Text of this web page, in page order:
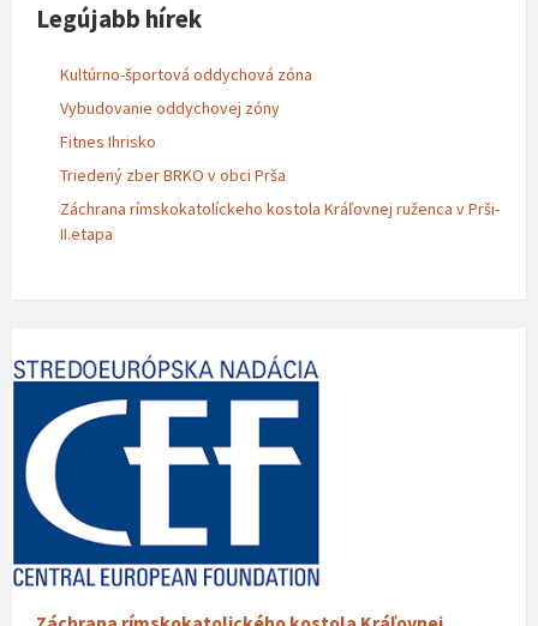
Legújabb hírek
Kultúrno-športová oddychová zóna
Vybudovanie oddychovej zóny
Fitnes Ihrisko
Triedený zber BRKO v obci Prša
Záchrana rímskokatolíckeho kostola Kráľovnej ruženca v Prši-
II.etapa